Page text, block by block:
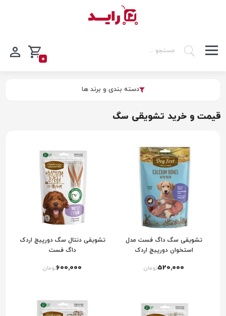
0
دسته بندی و برند ها
قیمت و خرید تشویقی سگ
تشویقی سگ داگ فست مدل
استخوان دورپیچ اردک
520٬000تومان
تشویقی دنتال سگ دورپیچ اردک
داگ فست
600٬000تومان